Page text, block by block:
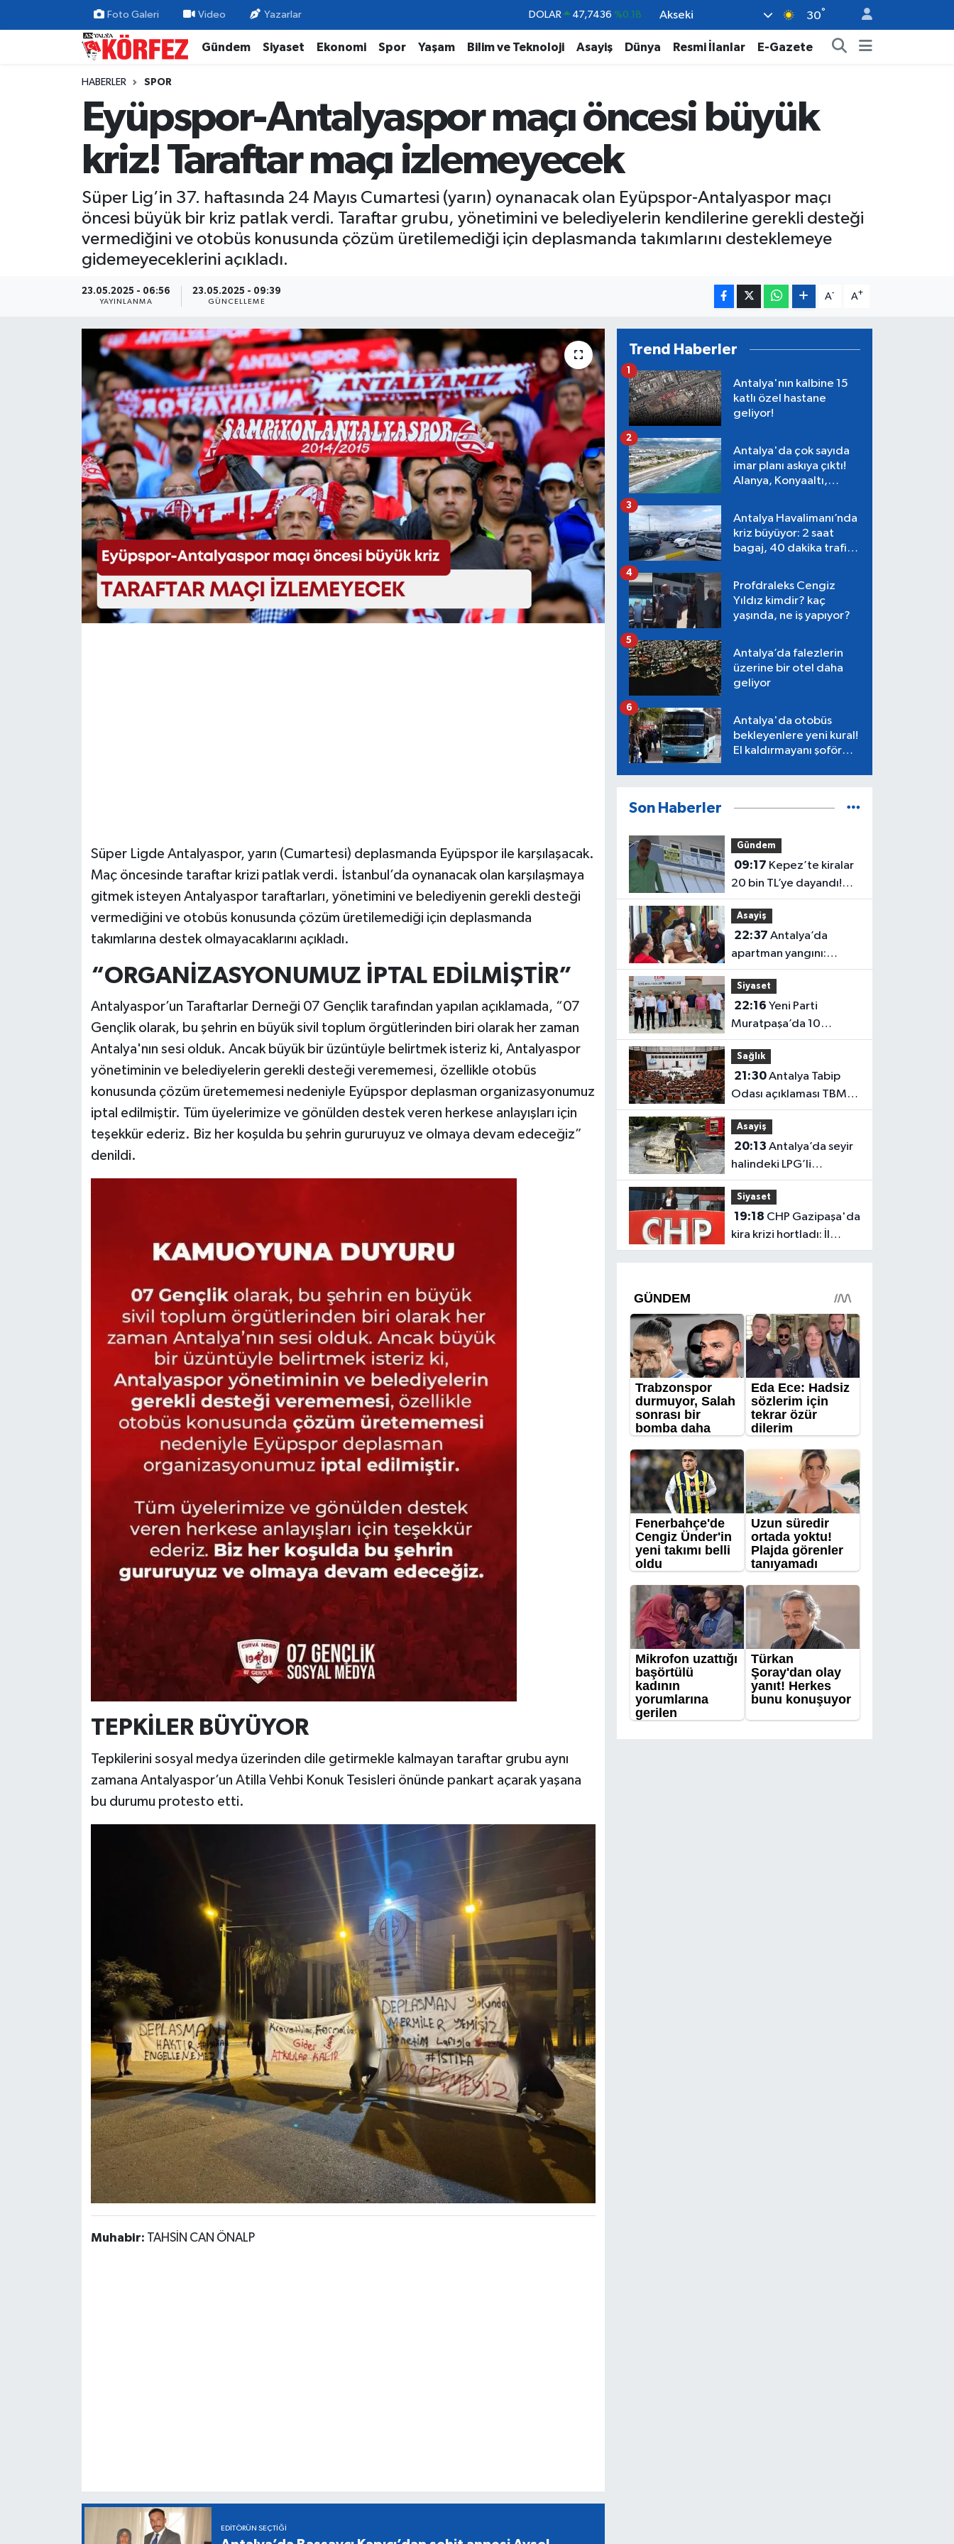
Foto Galeri Video Yazarlar DOLAR 47,7436 %0.18
EURO 55,2510 %0.32
BİST100 13.779 %-14
64.959,79
Akseki 30°
Gündem Siyaset Ekonomi Spor Yaşam Bilim ve Teknoloji Asayiş Dünya Resmi İlanlar E-Gazete
HABERLER SPOR
Eyüpspor-Antalyaspor maçı öncesi büyük
kriz! Taraftar maçı izlemeyecek
Süper Lig’in 37. haftasında 24 Mayıs Cumartesi (yarın) oynanacak olan Eyüpspor-Antalyaspor maçı
öncesi büyük bir kriz patlak verdi. Taraftar grubu, yönetimini ve belediyelerin kendilerine gerekli desteği
vermediğini ve otobüs konusunda çözüm üretilemediği için deplasmanda takımlarını desteklemeye
gidemeyeceklerini açıkladı.
23.05.2025 - 06:56
YAYINLANMA
23.05.2025 - 09:39
GÜNCELLEME
A- A+
Süper Ligde Antalyaspor, yarın (Cumartesi) deplasmanda Eyüpspor ile karşılaşacak.
Maç öncesinde taraftar krizi patlak verdi. İstanbul’da oynanacak olan karşılaşmaya
gitmek isteyen Antalyaspor taraftarları, yönetimini ve belediyenin gerekli desteği
vermediğini ve otobüs konusunda çözüm üretilemediği için deplasmanda
takımlarına destek olmayacaklarını açıkladı.
“ORGANİZASYONUMUZ İPTAL EDİLMİŞTİR”
Antalyaspor’un Taraftarlar Derneği 07 Gençlik tarafından yapılan açıklamada, “07
Gençlik olarak, bu şehrin en büyük sivil toplum örgütlerinden biri olarak her zaman
Antalya'nın sesi olduk. Ancak büyük bir üzüntüyle belirtmek isteriz ki, Antalyaspor
yönetiminin ve belediyelerin gerekli desteği verememesi, özellikle otobüs
konusunda çözüm üretememesi nedeniyle Eyüpspor deplasman organizasyonumuz
iptal edilmiştir. Tüm üyelerimize ve gönülden destek veren herkese anlayışları için
teşekkür ederiz. Biz her koşulda bu şehrin gururuyuz ve olmaya devam edeceğiz”
denildi.
TEPKİLER BÜYÜYOR
Tepkilerini sosyal medya üzerinden dile getirmekle kalmayan taraftar grubu aynı
zamana Antalyaspor’un Atilla Vehbi Konuk Tesisleri önünde pankart açarak yaşana
bu durumu protesto etti.
Muhabir: TAHSİN CAN ÖNALP
EDITÖRÜN SEÇTIĞI
Trend Haberler
Antalya'nın kalbine 15
katlı özel hastane
geliyor!
1
Antalya'da çok sayıda
imar planı askıya çıktı!
Alanya, Konyaaltı,
2
Antalya Havalimanı’nda
kriz büyüyor: 2 saat
bagaj, 40 dakika trafik,
3
Profdraleks Cengiz
Yıldız kimdir? kaç
yaşında, ne iş yapıyor?
4
Antalya’da falezlerin
üzerine bir otel daha
geliyor
5
Antalya'da otobüs
bekleyenlere yeni kural!
El kaldırmayanı şoför
6
Son Haberler
Gündem
09:17
20 bin TL’ye dayandı!
CHP’li Özel’den tepki
Asayiş
22:37
apartman yangını:
Mahsur kalan aile
kurtarıldı
Siyaset
22:16
Muratpaşa’da 10
belediye meclis üyesiyle
güçlendi
Sağlık
21:30Antalya Tabip
Odası açıklaması TBMM
gündeminde
Asayiş
20:13
halindeki LPG’li
otomobil alev aldı: 4
yaralı
Siyaset
19:18
kira krizi hortladı: İl
Başkanlığı mahkemeye
Gündem
Yerel Yönetim
Magazin
Kültür ve Sanat
Sivil Toplum
Nöbetçi Eczaneler
Trafik Durumu
Süper Lig Puan Durumu ve Fikstür
Tüm Manşetler
Son Dakika Haberleri
Haber Arşivi